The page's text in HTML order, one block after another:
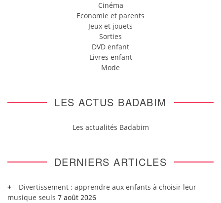
Cinéma
Economie et parents
Jeux et jouets
Sorties
DVD enfant
Livres enfant
Mode
LES ACTUS BADABIM
Les actualités Badabim
DERNIERS ARTICLES
Divertissement : apprendre aux enfants à choisir leur
musique seuls 7 août 2026